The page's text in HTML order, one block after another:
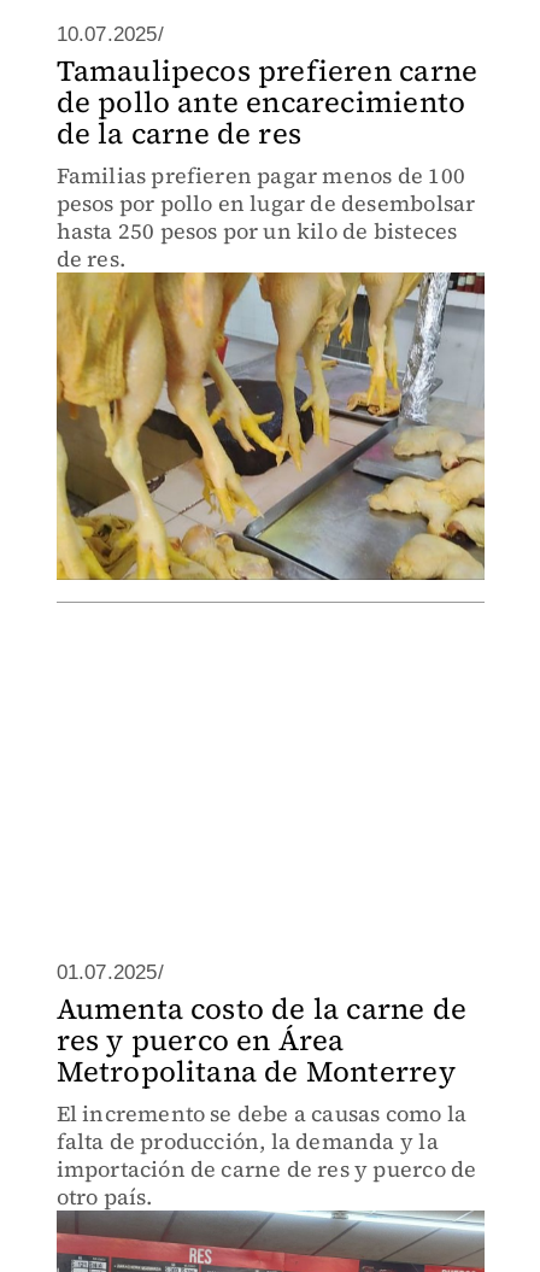
10.07.2025/
Tamaulipecos prefieren carne
de pollo ante encarecimiento
de la carne de res
Familias prefieren pagar menos de 100
pesos por pollo en lugar de desembolsar
hasta 250 pesos por un kilo de bisteces
de res.
01.07.2025/
Aumenta costo de la carne de
res y puerco en Área
Metropolitana de Monterrey
El incremento se debe a causas como la
falta de producción, la demanda y la
importación de carne de res y puerco de
otro país.